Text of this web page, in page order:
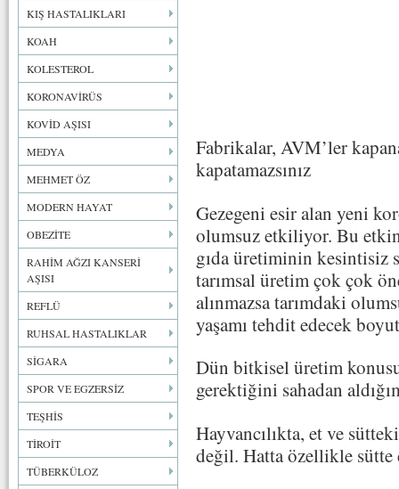
KIŞ HASTALIKLARI
KOAH
KOLESTEROL
KORONAVİRÜS
KOVİD AŞISI
MEDYA
MEHMET ÖZ
MODERN HAYAT
OBEZİTE
RAHİM AĞZI KANSERİ
AŞISI
REFLÜ
RUHSAL HASTALIKLAR
SİGARA
SPOR VE EGZERSİZ
TEŞHİS
TİROİT
TÜBERKÜLOZ
Fabrikalar, AVM’ler
kapatamazsınız
Gezegeni esir alan yeni
olumsuz etkiliyor. Bu
gıda üretiminin kesintisiz
tarımsal üretim çok çok
alınmazsa tarımdaki
yaşamı tehdit edecek
Dün bitkisel üretim
gerektiğini sahadan
Hayvancılıkta, et ve
değil. Hatta özellikle sütte